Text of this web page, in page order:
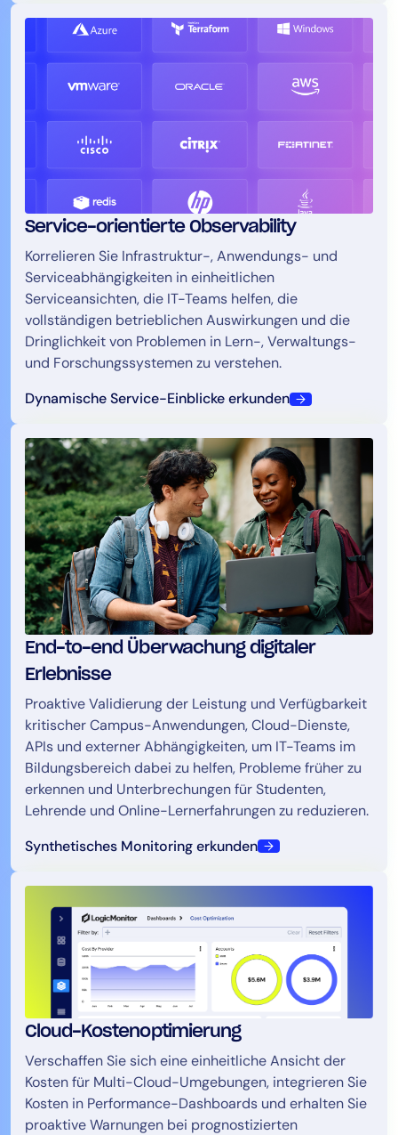
Service-orientierte Observability
Korrelieren Sie Infrastruktur-, Anwendungs- und
Serviceabhängigkeiten in einheitlichen
Serviceansichten, die IT-Teams helfen, die
vollständigen betrieblichen Auswirkungen und die
Dringlichkeit von Problemen in Lern-, Verwaltungs-
und Forschungssystemen zu verstehen.
Dynamische Service-Einblicke erkunden
End-to-end Überwachung digitaler
Erlebnisse
Proaktive Validierung der Leistung und Verfügbarkeit
kritischer Campus-Anwendungen, Cloud-Dienste,
APIs und externer Abhängigkeiten, um IT-Teams im
Bildungsbereich dabei zu helfen, Probleme früher zu
erkennen und Unterbrechungen für Studenten,
Lehrende und Online-Lernerfahrungen zu reduzieren.
Synthetisches Monitoring erkunden
Cloud-Kostenoptimierung
Verschaffen Sie sich eine einheitliche Ansicht der
Kosten für Multi-Cloud-Umgebungen, integrieren Sie
Kosten in Performance-Dashboards und erhalten Sie
proaktive Warnungen bei prognostizierten